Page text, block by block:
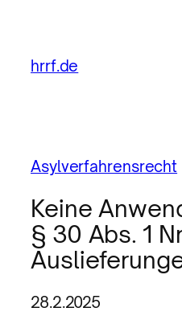
hrrf.de
Asylverfahrensrecht
Keine
§ 30 Abs. 1
28.2.2025